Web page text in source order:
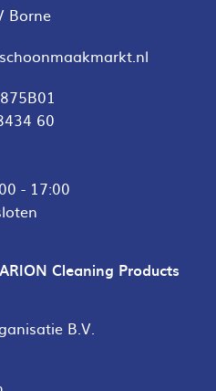
Borne
60
- 17:00
Cleaning Products
B.V.